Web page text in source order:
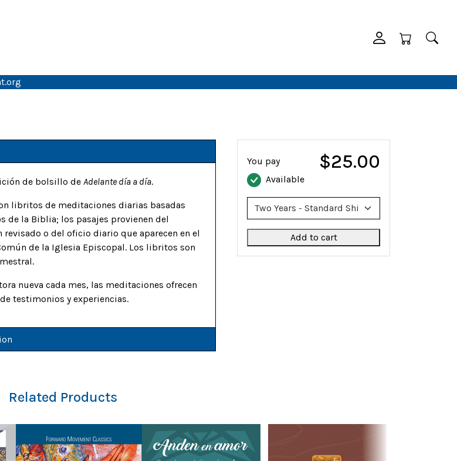
You pay $25.00
Available
Add to cart
de bolsillo de Adelante día a día.
libritos de meditaciones diarias basadas
de la Biblia; los pasajes provienen del
o del oficio diario que aparecen en el
de la Iglesia Episcopal. Los libritos son
nueva cada mes, las meditaciones ofrecen
testimonios y experiencias.
Related Products